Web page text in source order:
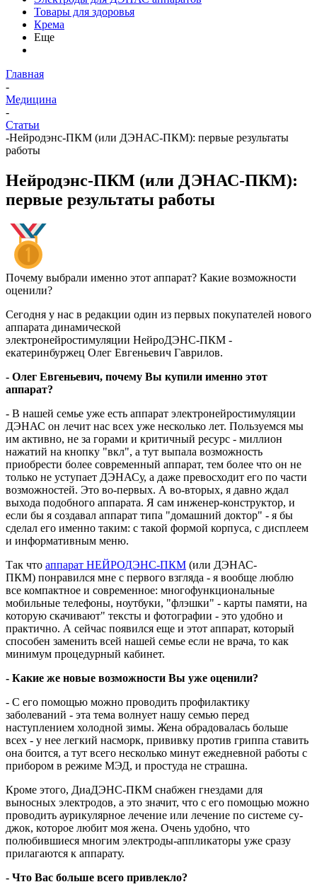
Товары для здоровья
Крема
Еще
Главная
-
Медицина
-
Статьи
-Нейродэнс-ПКМ (или ДЭНАС-ПКМ): первые результаты
работы
Нейродэнс-ПКМ (или ДЭНАС-ПКМ):
первые результаты работы
Почему выбрали именно этот аппарат? Какие возможности
оценили?
Сегодня у нас в редакции один из первых покупателей нового
аппарата динамической
электронейростимуляции НейроДЭНС-ПКМ -
екатеринбуржец Олег Евгеньевич Гаврилов.
- Олег Евгеньевич, почему Вы купили именно этот
аппарат?
- В нашей семье уже есть аппарат электронейростимуляции
ДЭНАС он лечит нас всех уже несколько лет. Пользуемся мы
им активно, не за горами и критичный ресурс - миллион
нажатий на кнопку "вкл", а тут выпала возможность
приобрести более современный аппарат, тем более что он не
только не уступает ДЭНАСу, а даже превосходит его по части
возможностей. Это во-первых. А во-вторых, я давно ждал
выхода подобного аппарата. Я сам инженер-конструктор, и
если бы я создавал аппарат типа "домашний доктор" - я бы
сделал его именно таким: с такой формой корпуса, с дисплеем
и информативным меню.
Так что аппарат НЕЙРОДЭНС-ПКМ (или ДЭНАС-
ПКМ) понравился мне с первого взгляда - я вообще люблю
все компактное и современное: многофункциональные
мобильные телефоны, ноутбуки, "флэшки" - карты памяти, на
которую скачивают" тексты и фотографии - это удобно и
практично. А сейчас появился еще и этот аппарат, который
способен заменить всей нашей семье если не врача, то как
минимум процедурный кабинет.
- Какие же новые возможности Вы уже оценили?
- С его помощью можно проводить профилактику
заболеваний - эта тема волнует нашу семью перед
наступлением холодной зимы. Жена обрадовалась больше
всех - у нее легкий насморк, прививку против гриппа ставить
она боится, а тут всего несколько минут ежедневной работы с
прибором в режиме МЭД, и простуда не страшна.
Кроме этого, ДиаДЭНС-ПКМ снабжен гнездами для
выносных электродов, а это значит, что с его помощью можно
проводить аурикулярное лечение или лечение по системе су-
джок, которое любит моя жена. Очень удобно, что
полюбившиеся многим электроды-аппликаторы уже сразу
прилагаются к аппарату.
- Что Вас больше всего привлекло?